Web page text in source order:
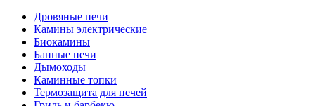
Дровяные печи
Камины электрические
Биокамины
Банные печи
Дымоходы
Каминные топки
Термозащита для печей